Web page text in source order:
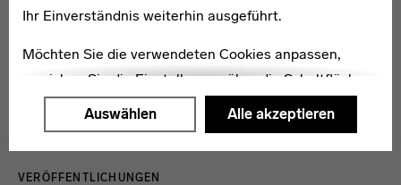
Ihr Einverständnis weiterhin ausgeführt.
Möchten Sie die verwendeten Cookies anpassen,
erreichen Sie die Einstellungen über die Schaltfläche
"Auswählen".
Datenschutzerklärung
Auswählen Alle akzeptieren
Willi Rummel
1911–1946
Menulinks
VERÖFFENTLICHUNGEN